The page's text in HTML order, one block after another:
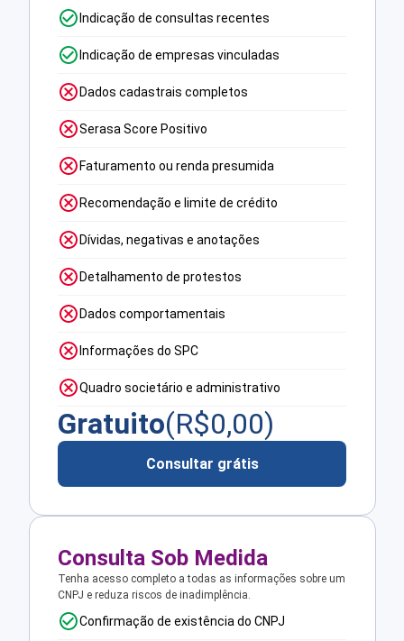
Indicação de consultas recentes
Indicação de empresas vinculadas
Dados cadastrais completos
Serasa Score Positivo
Faturamento ou renda presumida
Recomendação e limite de crédito
Dívidas, negativas e anotações
Detalhamento de protestos
Dados comportamentais
Informações do SPC
Quadro societário e administrativo
Gratuito(R$0,00)
Consultar grátis
Consulta Sob Medida
Tenha acesso completo a todas as informações sobre um
CNPJ e reduza riscos de inadimplência.
Confirmação de existência do CNPJ